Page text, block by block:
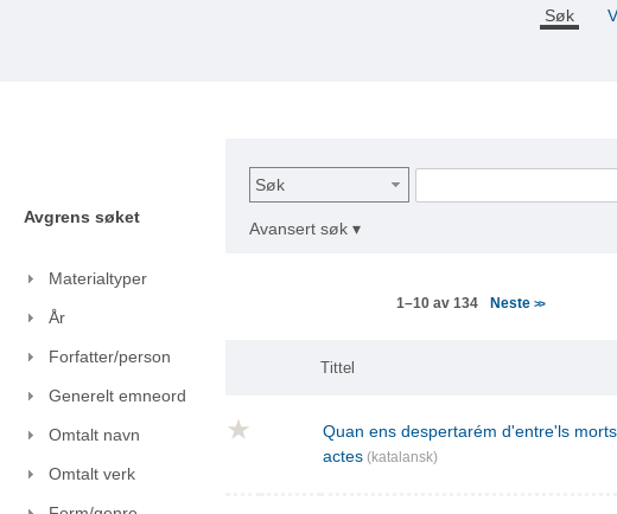
Søk
Avgrens søket
Materialtyper
År
Forfatter/person
Generelt emneord
Omtalt navn
Omtalt verk
Søk
Avansert søk ▾
1–10 av 134 Neste >>
Tittel
Quan ens despertarém d'entre'ls
actes (katalansk)